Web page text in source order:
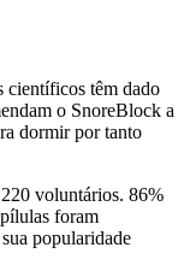
científicos têm dado
o SnoreBlock a
dormir por tanto
voluntários. 86%
foram
popularidade